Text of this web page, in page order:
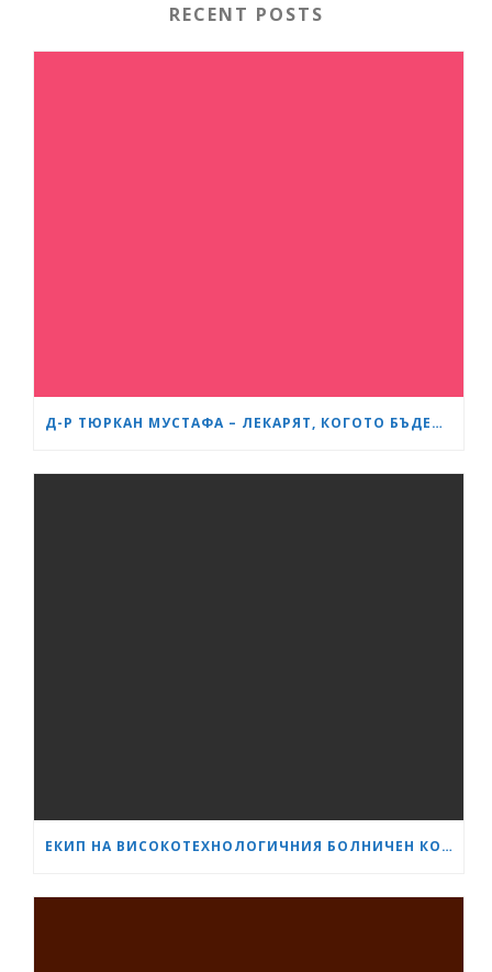
RECENT POSTS
Д-Р ТЮРКАН МУСТАФА – ЛЕКАРЯТ, КОГОТО БЪДЕЩИТЕ МАЙКИ В БУРГАС ЧЕСТО ПРЕПОРЪЧВАТ ЕДНА НА ДРУГА
ЕКИП НА ВИСОКОТЕХНОЛОГИЧНИЯ БОЛНИЧЕН КОМПЛЕКС „СЪРЦЕ И МОЗЪК“ – ПЛЕВЕН ИЗВЪРШИ ЕДНА ОТ НАЙ-СЛОЖНИТЕ ОПЕРАЦИИ В ОНКОЛОГИЧНАТА ХИРУРГИЯ